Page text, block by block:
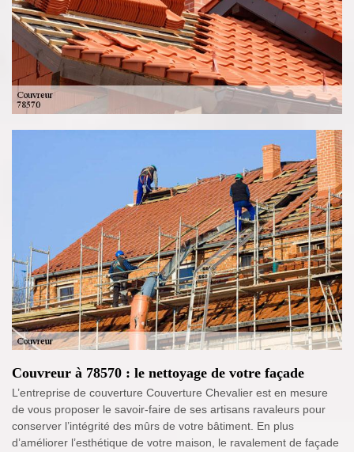
Couvreur à 78570 : le nettoyage de votre façade
L’entreprise de couverture Couverture Chevalier est en mesure
de vous proposer le savoir-faire de ses artisans ravaleurs pour
conserver l’intégrité des mûrs de votre bâtiment. En plus
d’améliorer l’esthétique de votre maison, le ravalement de façade